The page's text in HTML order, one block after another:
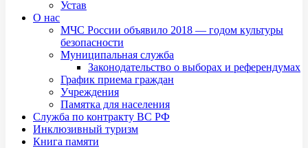
Устав
О нас
МЧС России объявило 2018 — годом культуры
безопасности
Муниципальная служба
Законодательство о выборах и референдумах
График приема граждан
Учреждения
Памятка для населения
Служба по контракту ВС РФ
Инклюзивный туризм
Книга памяти